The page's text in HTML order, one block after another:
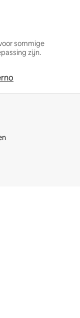
sommige
zijn.